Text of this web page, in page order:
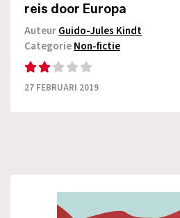
reis door Europa
AuteurGuido-Jules Kindt
CategorieNon-fictie
27 FEBRUARI 2019